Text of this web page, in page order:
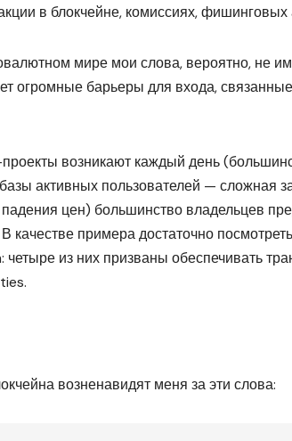
в блокчейне, комиссиях, фишинговых
мире мои слова, вероятно, не
огромные барьеры для входа,
возникают каждый день
активных пользователей — сложная
цен) большинство владельцев
качестве примера достаточно
из них призваны обеспечивать
возненавидят меня за эти слова: